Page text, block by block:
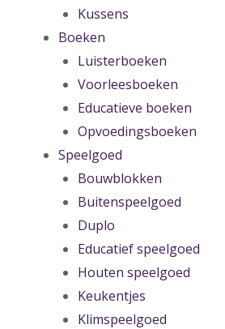
Kussens
Boeken
Luisterboeken
Voorleesboeken
Educatieve boeken
Opvoedingsboeken
Speelgoed
Bouwblokken
Buitenspeelgoed
Duplo
Educatief speelgoed
Houten speelgoed
Keukentjes
Klimspeelgoed